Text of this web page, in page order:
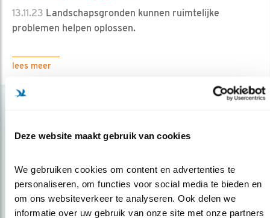
Deze website maakt gebruik van cookies
We gebruiken cookies om content en advertenties te
personaliseren, om functies voor social media te bieden en
om ons websiteverkeer te analyseren. Ook delen we
informatie over uw gebruik van onze site met onze partners
13.11.23 Landschapsgronden kunnen ruimtelijke
problemen helpen oplossen.
lees meer
Op de hoogte blijven?